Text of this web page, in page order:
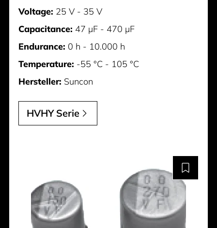
Voltage: 25 V - 35 V
Capacitance: 47 µF - 470 µF
Endurance: 0 h - 10.000 h
Temperature: -55 °C - 105 °C
Hersteller: Suncon
HVHY Serie